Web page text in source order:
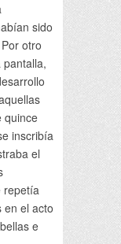
sido
otro
quince
inscribía
el
repetía
en el acto
e